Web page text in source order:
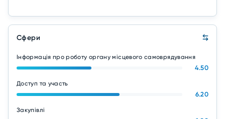
Сфери
Інформація про роботу органу місцевого самоврядування
4.50
Доступ та участь
6.20
Закупівлі